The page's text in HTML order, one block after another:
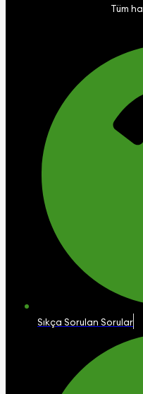
Tüm
Sıkça Sorulan Sorular